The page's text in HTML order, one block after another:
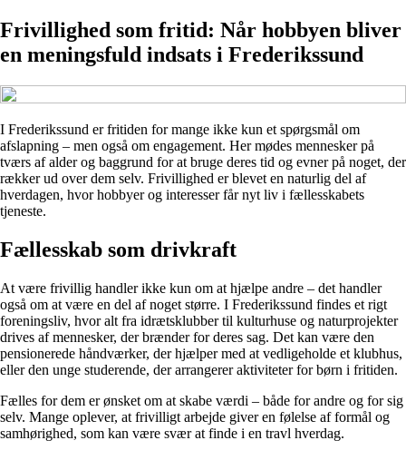
Frivillighed som fritid: Når hobbyen bliver
en meningsfuld indsats i Frederikssund
I Frederikssund er fritiden for mange ikke kun et spørgsmål om
afslapning – men også om engagement. Her mødes mennesker på
tværs af alder og baggrund for at bruge deres tid og evner på noget, der
rækker ud over dem selv. Frivillighed er blevet en naturlig del af
hverdagen, hvor hobbyer og interesser får nyt liv i fællesskabets
tjeneste.
Fællesskab som drivkraft
At være frivillig handler ikke kun om at hjælpe andre – det handler
også om at være en del af noget større. I Frederikssund findes et rigt
foreningsliv, hvor alt fra idrætsklubber til kulturhuse og naturprojekter
drives af mennesker, der brænder for deres sag. Det kan være den
pensionerede håndværker, der hjælper med at vedligeholde et klubhus,
eller den unge studerende, der arrangerer aktiviteter for børn i fritiden.
Fælles for dem er ønsket om at skabe værdi – både for andre og for sig
selv. Mange oplever, at frivilligt arbejde giver en følelse af formål og
samhørighed, som kan være svær at finde i en travl hverdag.